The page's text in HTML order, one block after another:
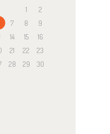
1
2
7 8
9
14 15
16
21 22
23
28 29
30